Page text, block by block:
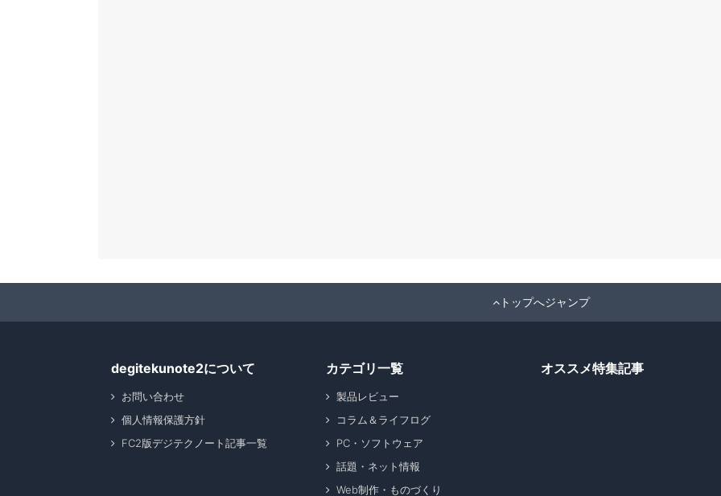
トップへジャンプ
degitekunote2について
お問い合わせ
個人情報保護方針
FC2版デジテクノート記事一覧
カテゴリ一覧
製品レビュー
コラム＆ライフログ
PC・ソフトウェア
話題・ネット情報
Web制作・ものづくり
オススメ特集記事